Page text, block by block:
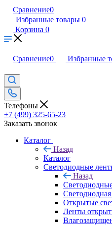
Сравнение0
Избранные товары 0
Корзина 0
Сравнение0 Избранные
Телефоны
+7 (499) 325-65-23
Заказать звонок
Каталог
Назад
Каталог
Светодиодные
Назад
Открытые
Ленты